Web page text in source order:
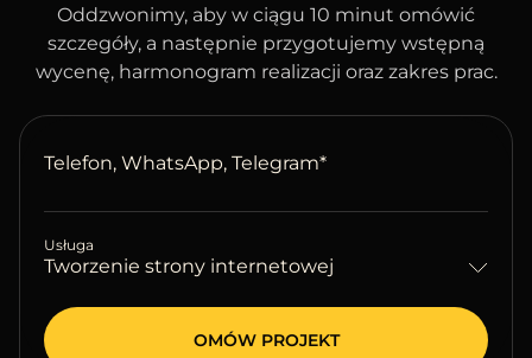
Oddzwonimy, aby w ciągu 10 minut omówić
szczegóły, a następnie przygotujemy wstępną
wycenę, harmonogram realizacji oraz zakres prac.
Telefon, WhatsApp, Telegram*
Usługa
Tworzenie strony internetowej